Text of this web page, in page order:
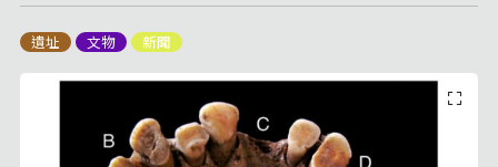
遺址 文物 新聞